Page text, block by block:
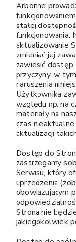
Arbonne
stałej
funkcjonowania.
aktualizowanie
zmieniać jej
zawiesić dostęp
przyczyny, w
naruszenia
Użytkownika
względu np. na
materiały na
czas
aktualizacji
Dostęp do
zastrzegamy
Serwisu, który
uprzedzenia
obowiązującym
Strona nie
jakiegokolwiek